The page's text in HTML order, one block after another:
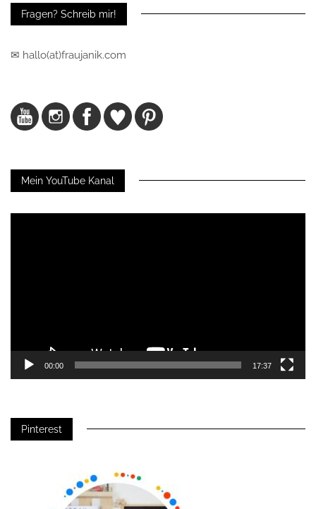
Fragen? Schreib mir!
✉ hallo(at)fraujanik.com
Mein YouTube Kanal
00:00 17:37
Pinterest